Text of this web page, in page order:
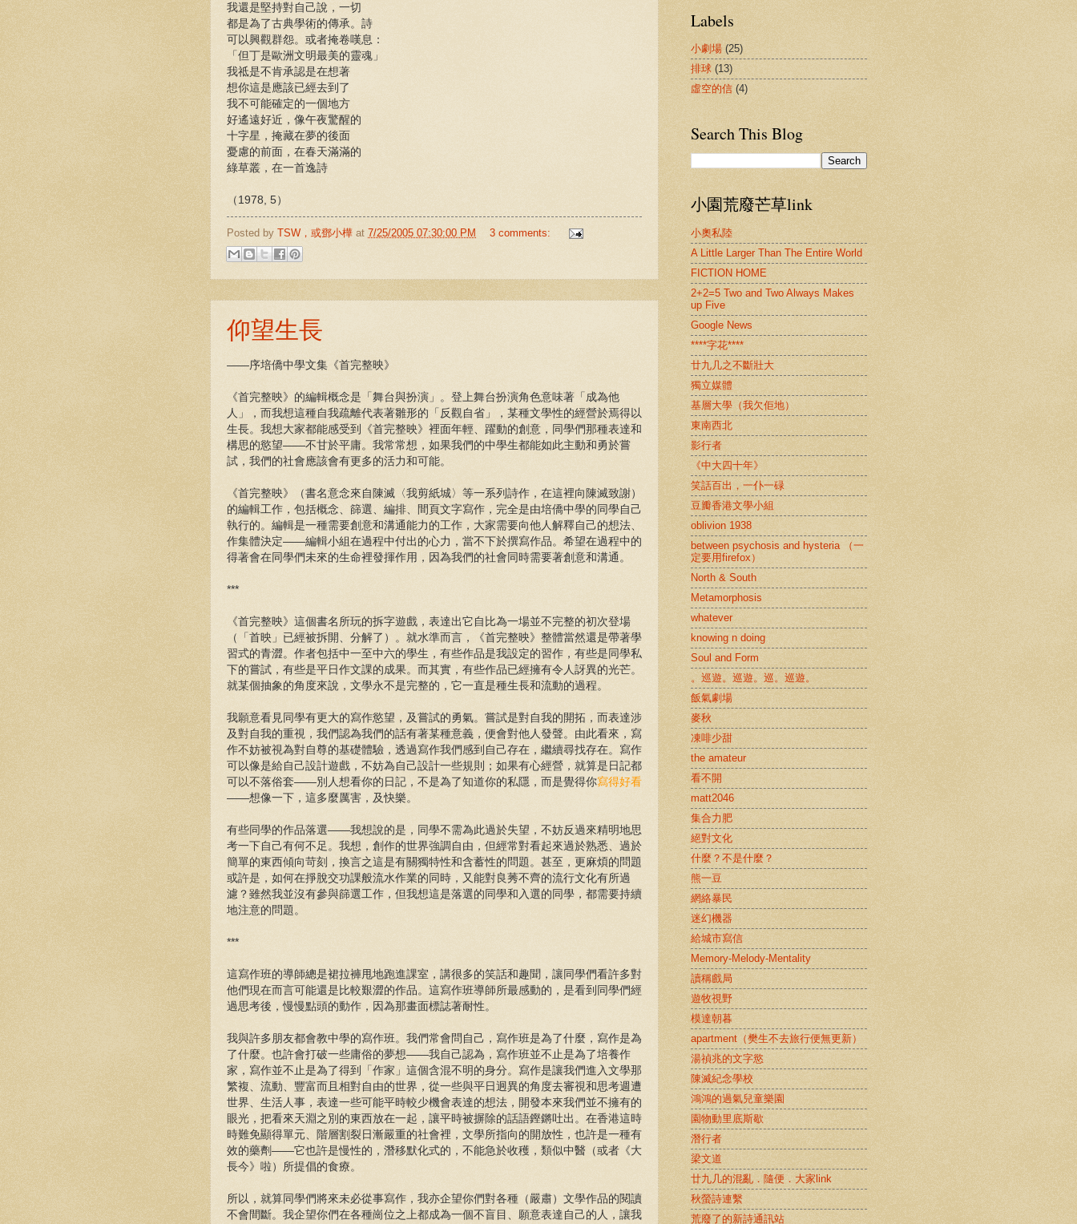
我還是堅持對自己說，一切
都是為了古典學術的傳承。詩
可以興觀群怨。或者掩卷嘆息：
「但丁是歐洲文明最美的靈魂」
我祗是不肯承認是在想著
想你這是應該已經去到了
我不可能確定的一個地方
好遙遠好近，像午夜驚醒的
十字星，掩藏在夢的後面
憂慮的前面，在春天滿滿的
綠草叢，在一首逸詩
（1978, 5）
Posted by TSW，或鄧小樺 at 7/25/2005 07:30:00 PM 3 comments:
仰望生長
——序培僑中學文集《首完整映》
《首完整映》的編輯概念是「舞台與扮演」。登上舞台扮演角色意味著「成為他
人」，而我想這種自我疏離代表著雛形的「反觀自省」，某種文學性的經營於焉得以
生長。我想大家都能感受到《首完整映》裡面年輕、躍動的創意，同學們那種表達和
構思的慾望——不甘於平庸。我常常想，如果我們的中學生都能如此主動和勇於嘗
試，我們的社會應該會有更多的活力和可能。
《首完整映》（書名意念來自陳滅〈我剪紙城〉等一系列詩作，在這裡向陳滅致謝）
的編輯工作，包括概念、篩選、編排、間頁文字寫作，完全是由培僑中學的同學自己
執行的。編輯是一種需要創意和溝通能力的工作，大家需要向他人解釋自己的想法、
作集體決定——編輯小組在過程中付出的心力，當不下於撰寫作品。希望在過程中的
得著會在同學們未來的生命裡發揮作用，因為我們的社會同時需要著創意和溝通。
***
《首完整映》這個書名所玩的拆字遊戲，表達出它自比為一場並不完整的初次登場
（「首映」已經被拆開、分解了）。就水準而言，《首完整映》整體當然還是帶著學
習式的青澀。作者包括中一至中六的學生，有些作品是我設定的習作，有些是同學私
下的嘗試，有些是平日作文課的成果。而其實，有些作品已經擁有令人訝異的光芒。
就某個抽象的角度來說，文學永不是完整的，它一直是種生長和流動的過程。
我願意看見同學有更大的寫作慾望，及嘗試的勇氣。嘗試是對自我的開拓，而表達涉
及對自我的重視，我們認為我們的話有著某種意義，便會對他人發聲。由此看來，寫
作不妨被視為對自尊的基礎體驗，透過寫作我們感到自己存在，繼續尋找存在。寫作
可以像是給自己設計遊戲，不妨為自己設計一些規則；如果有心經營，就算是日記都
可以不落俗套——別人想看你的日記，不是為了知道你的私隱，而是覺得你寫得好看
——想像一下，這多麼厲害，及快樂。
有些同學的作品落選——我想說的是，同學不需為此過於失望，不妨反過來精明地思
考一下自己有何不足。我想，創作的世界強調自由，但經常對看起來過於熟悉、過於
簡單的東西傾向苛刻，換言之這是有關獨特性和含蓄性的問題。甚至，更麻煩的問題
或許是，如何在掙脫交功課般流水作業的同時，又能對良莠不齊的流行文化有所過
濾？雖然我並沒有參與篩選工作，但我想這是落選的同學和入選的同學，都需要持續
地注意的問題。
***
這寫作班的導師總是裙拉褲甩地跑進課室，講很多的笑話和趣聞，讓同學們看許多對
他們現在而言可能還是比較艱澀的作品。這寫作班導師所最感動的，是看到同學們經
過思考後，慢慢點頭的動作，因為那畫面標誌著耐性。
我與許多朋友都會教中學的寫作班。我們常會問自己，寫作班是為了什麼，寫作是為
了什麼。也許會打破一些庸俗的夢想——我自己認為，寫作班並不止是為了培養作
家，寫作並不止是為了得到「作家」這個含混不明的身分。寫作是讓我們進入文學那
繁複、流動、豐富而且相對自由的世界，從一些與平日迥異的角度去審視和思考週遭
世界、生活人事，表達一些可能平時較少機會表達的想法，開發本來我們並不擁有的
眼光，把看來天淵之別的東西放在一起，讓平時被摒除的話語鏗鏘吐出。在香港這時
時難免顯得單元、階層割裂日漸嚴重的社會裡，文學所指向的開放性，也許是一種有
效的藥劑——它也許是慢性的，潛移默化式的，不能急於收穫，類似中醫（或者《大
長今》啦）所提倡的食療。
所以，就算同學們將來未必從事寫作，我亦企望你們對各種（嚴肅）文學作品的閱讀
不會間斷。我企望你們在各種崗位之上都成為一個不盲目、願意表達自己的人，讓我
Labels
小劇場 (25)
排球 (13)
虛空的信 (4)
Search This Blog
小園荒廢芒草link
小奧私陸
A Little Larger Than The Entire World
FICTION HOME
2+2=5 Two and Two Always Makes
up Five
Google News
****字花****
廿九几之不斷壯大
獨立媒體
基層大學（我欠佢地）
東南西北
影行者
《中大四十年》
笑話百出，一仆一碌
豆瓣香港文學小組
oblivion 1938
between psychosis and hysteria （一
定要用firefox）
North & South
Metamorphosis
whatever
knowing n doing
Soul and Form
。巡遊。巡遊。巡。巡遊。
飯氣劇場
麥秋
凍啡少甜
the amateur
看不開
matt2046
集合力肥
絕對文化
什麼？不是什麼？
熊一豆
網絡暴民
迷幻機器
給城市寫信
Memory-Melody-Mentality
讀稱戲局
遊牧視野
模達朝暮
apartment（樊生不去旅行便無更新）
湯禎兆的文字慾
陳滅紀念學校
鴻鴻的過氣兒童樂園
園物動里底斯歇
潛行者
梁文道
廿九几的混亂．隨便．大家link
秋螢詩連繫
荒廢了的新詩通訊站